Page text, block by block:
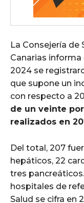
La Consejería de
Canarias
2024 se
que supone un
con respecto a
de un veinte
realizados en
Del total, 207
hepáticos, 22
tres
hospitales de
Salud se cifra en